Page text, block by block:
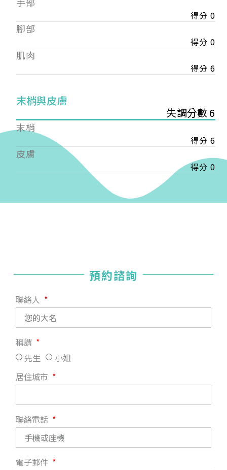
得分 0
腳部
得分 0
肌肉
得分 6
末梢與皮膚
失調分數 6
末梢
得分 6
皮膚
得分 0
預約諮詢
聯絡人
稱謂
先生
小姐
居住城市
聯絡電話
電子郵件
會審核通過後即通知您進行繳費，繳費資訊如下
【會費】
個人會員:
入會費新臺幣1200元，於會員入會時繳納；常年會
費1200元，於每年度繳納。
費3000元，於每年度繳納。
戶名: 社團法人台灣自律神經健康培訓暨發展協會
帳號: 003-03-501566-2
銀行: (013) 國泰世華 南京東路分行